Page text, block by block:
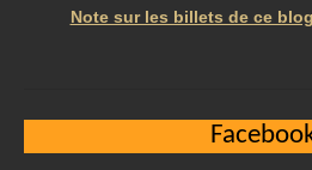
Note sur les billets de ce